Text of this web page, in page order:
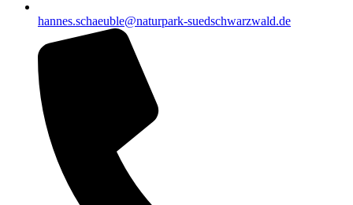
hannes.schaeuble@naturpark-suedschwarzwald.de